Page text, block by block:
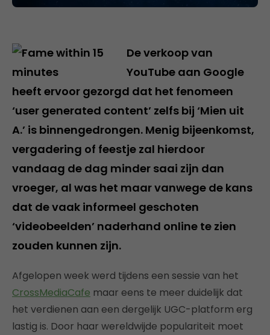
De verkoop van
YouTube aan Google
heeft ervoor gezorgd dat het fenomeen
‘user generated content’ zelfs bij ‘Mien uit
A.’ is binnengedrongen. Menig bijeenkomst,
vergadering of feestje zal hierdoor
vandaag de dag minder saai zijn dan
vroeger, al was het maar vanwege de kans
dat de vaak informeel geschoten
‘videobeelden’ naderhand online te zien
zouden kunnen zijn.
Afgelopen week werd tijdens een sessie van het
CrossMediaCafe maar eens te meer duidelijk dat
het verdienen aan een dergelijk UGC-platform erg
lastig is. Door haar wereldwijde populariteit moet